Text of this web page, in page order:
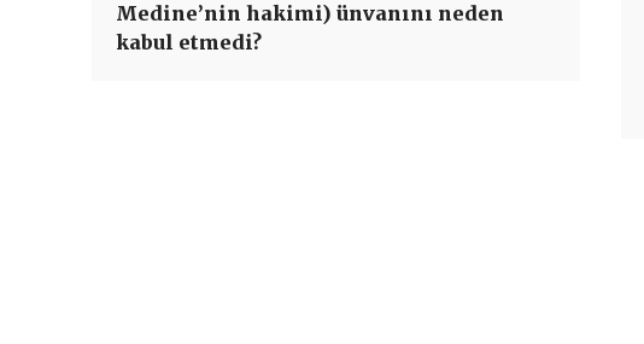
Medine’nin hakimi) ünvanını neden
kabul etmedi?